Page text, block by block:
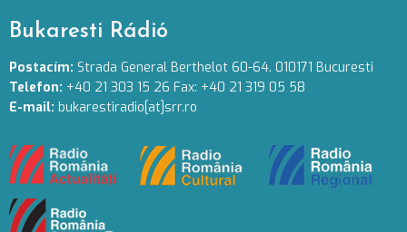
Bukaresti Rádió
Postacím: Strada General Berthelot 60-64. 010171 Bucuresti
Telefon: +40 21 303 15 26 Fax: +40 21 319 05 58
E-mail: bukarestiradio[at]srr.ro